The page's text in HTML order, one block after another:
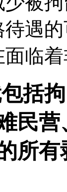
遇
临
括
民
所